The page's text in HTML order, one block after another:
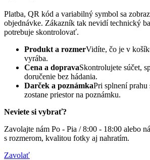
Platba, QR kód a variabilný symbol sa
objednávke. Zákazník tak nevidí technický
potrebuje skontrolovať.
Produkt a rozmerVidíte, čo je v
vyrába.
Cena a dopravaSkontrolujete súčet,
doručenie bez hádania.
Darček a poznámkaPri splnení prahu
zostane priestor na poznámku.
Neviete si vybrať?
Zavolajte nám Po - Pia / 8:00 - 18:00 alebo
s rozmerom, kvalitou fotky aj nahratím.
Zavolať